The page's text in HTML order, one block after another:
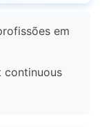
em
continuous